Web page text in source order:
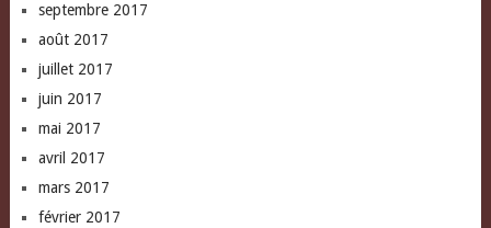
septembre 2017
août 2017
juillet 2017
juin 2017
mai 2017
avril 2017
mars 2017
février 2017